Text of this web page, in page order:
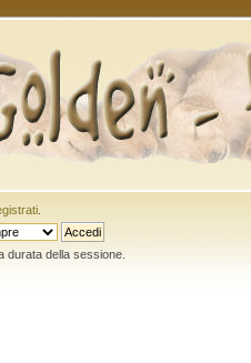
.
durata della sessione.